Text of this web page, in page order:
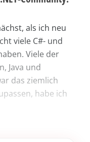
als ich neu
viele C#- und
Viele der
Java und
das ziemlich
habe ich